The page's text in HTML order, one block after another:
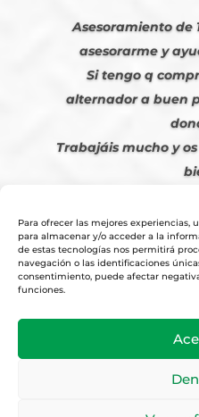
Para ofrecer las mejores experiencias,
para almacenar y/o acceder a la
de estas tecnologías nos permitirá
navegación o las identificaciones
consentimiento, puede afectar
funciones.
Asesoramiento de
asesorarme y
Si tengo q
alternador a buen
Trabajáis mucho y
Diseño y Posicionamiento